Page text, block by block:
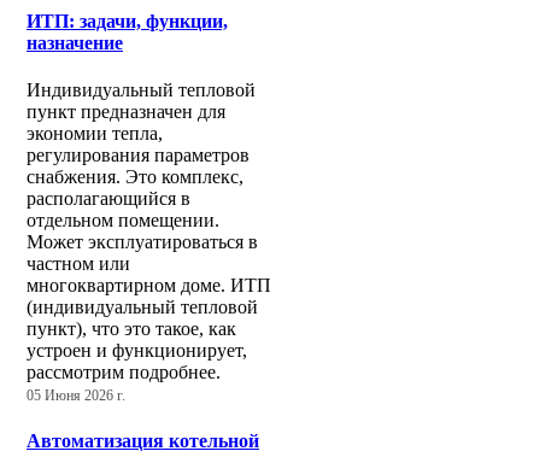
ИТП: задачи, функции,
назначение
Индивидуальный тепловой
пункт предназначен для
экономии тепла,
регулирования параметров
снабжения. Это комплекс,
располагающийся в
отдельном помещении.
Может эксплуатироваться в
частном или
многоквартирном доме. ИТП
(индивидуальный тепловой
пункт), что это такое, как
устроен и функционирует,
рассмотрим подробнее.
05 Июня 2026 г.
Автоматизация котельной